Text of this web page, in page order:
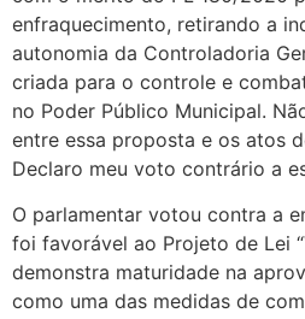
enfraquecimento, retirando a
autonomia da Controladoria
criada para o controle e
no Poder Público Municipal.
entre essa proposta e os atos
Declaro meu voto contrário a
O parlamentar votou contra a
foi favorável ao Projeto de Lei
demonstra maturidade na
como uma das medidas de